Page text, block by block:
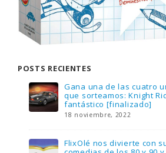
POSTS RECIENTES
Gana una de las cuatro
que sorteamos: Knight Rider
fantástico [finalizado]
18 noviembre, 2022
FlixOlé nos divierte con su